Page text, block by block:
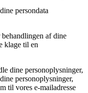
persondata
af dine
klage til en
dine personoplysninger,
personoplysninger,
til vores e-mailadresse